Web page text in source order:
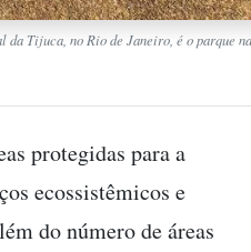
da Tijuca, no Rio de Janeiro, é o parque
protegidas para a
ecossistêmicos e
do número de áreas